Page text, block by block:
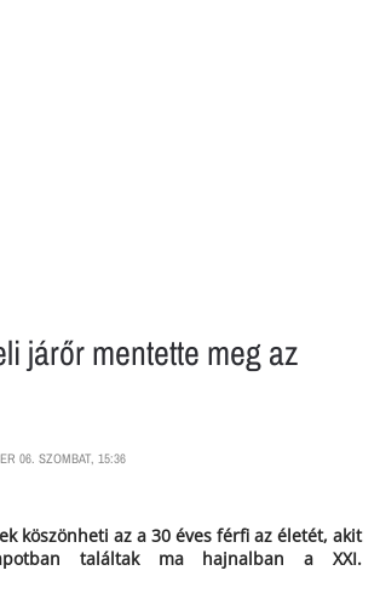
járőr mentette meg az
06. SZOMBAT, 15:36
köszönheti az a 30 éves férfi az életét, akit
találtak ma hajnalban a XXI.